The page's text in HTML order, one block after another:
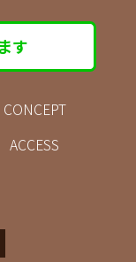
す
CONCEPT
ACCESS